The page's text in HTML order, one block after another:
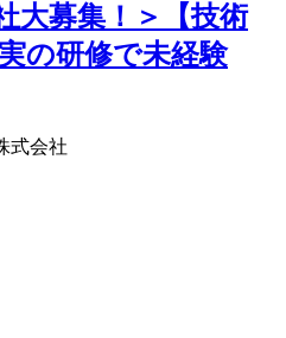
大募集！＞【技術
の研修で未経験
式会社